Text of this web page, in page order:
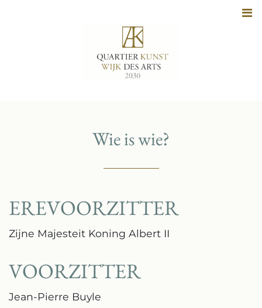
Wie is wie?
EREVOORZITTER
Zijne Majesteit Koning Albert II
VOORZITTER
Jean-Pierre Buyle